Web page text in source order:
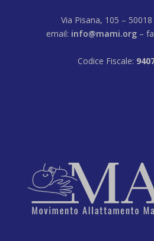
Via Pisana, 105 – 50018
email: info@mami.org –
Codice Fiscale: